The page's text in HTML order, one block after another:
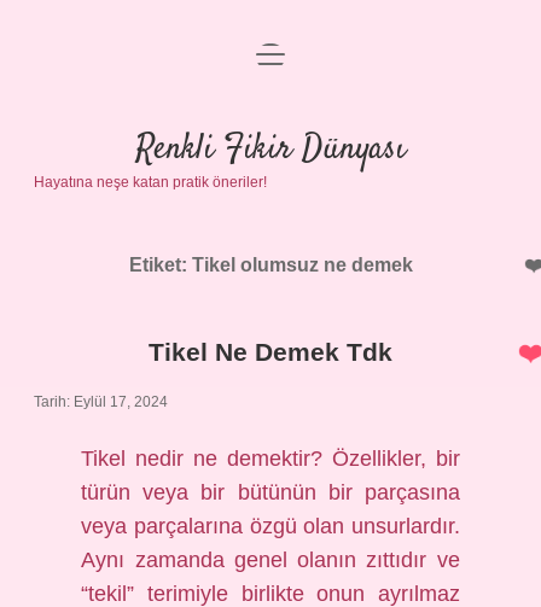
Anasayfa
Gizlilik Politikası
Yasal Uyarı
menüyü
Renkli Fikir Dünyası
Hayatına neşe katan pratik öneriler!
Etiket: Tikel olumsuz ne demek
Tikel Ne Demek Tdk
Tarih: Eylül 17, 2024
Tikel nedir ne demektir? Özellikler, bir
türün veya bir bütünün bir parçasına
veya parçalarına özgü olan unsurlardır.
Aynı zamanda genel olanın zıttıdır ve
“tekil” terimiyle birlikte onun ayrılmaz